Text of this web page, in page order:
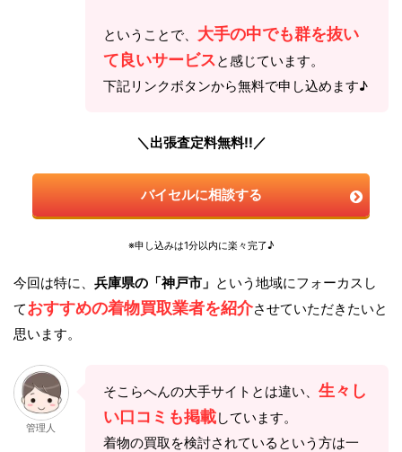
ということで、 大手の中でも群を抜い
て良いサービスと感じています。
下記リンクボタンから無料で申し込めます♪
＼出張査定料無料!!／
バイセルに相談する
※申し込みは1分以内に楽々完了♪
今回は特に、 兵庫県の「神戸市」 という地域にフォーカスし
ておすすめの着物買取業者を紹介させていただきたいと
思います。
管理人
そこらへんの大手サイトとは違い、 生々し
い口コミも掲載しています。
着物の買取を検討されているという方は一